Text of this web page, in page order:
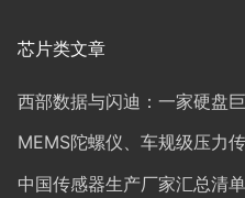
芯片类文章
西部数据与闪迪：一家硬盘
MEMS陀螺仪、车规级压力
中国传感器生产厂家汇总清单